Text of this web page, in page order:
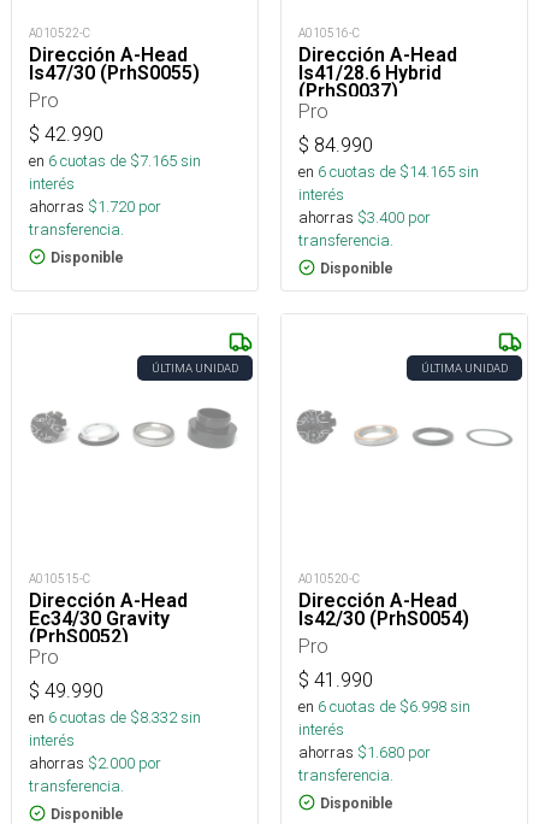
A010522-C
Dirección A-Head
Is47/30 (PrhS0055)
Pro
$ 42.990
en 6cuotas de $7.165sin
interés
ahorras $1.720 por
transferencia.
Disponible
A010516-C
Dirección A-Head
Is41/28.6 Hybrid
(PrhS0037)
Pro
$ 84.990
en 6cuotas de $14.165sin
interés
ahorras $3.400 por
transferencia.
Disponible
ÚLTIMA UNIDAD
A010515-C
Dirección A-Head
Ec34/30 Gravity
(PrhS0052)
Pro
$ 49.990
en 6cuotas de $8.332sin
interés
ahorras $2.000 por
transferencia.
Disponible
ÚLTIMA UNIDAD
A010520-C
Dirección A-Head
Is42/30 (PrhS0054)
Pro
$ 41.990
en 6cuotas de $6.998sin
interés
ahorras $1.680 por
transferencia.
Disponible